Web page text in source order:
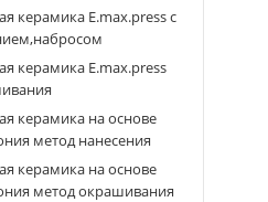
керамика Е.max.press c
керамика Е.max.press
керамика на основе
метод нанесения
керамика на основе
метод окрашивания